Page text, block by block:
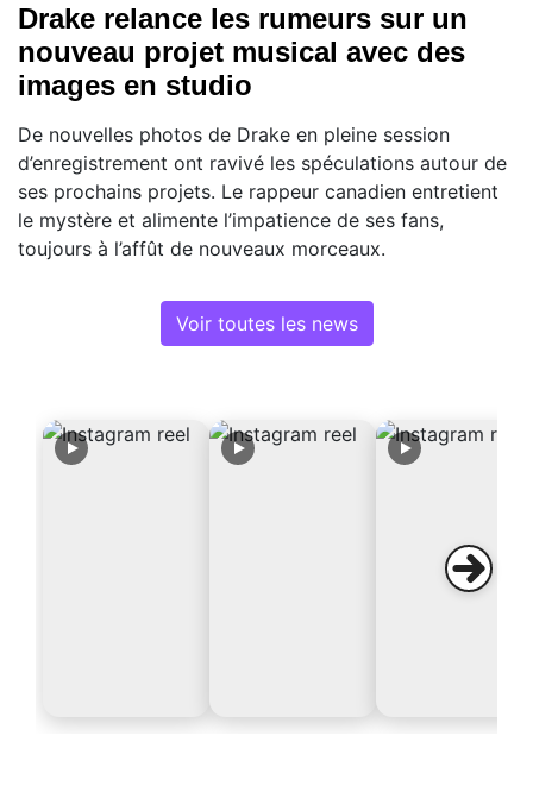
Drake relance les rumeurs sur un
nouveau projet musical avec des
images en studio
De nouvelles photos de Drake en pleine session
d’enregistrement ont ravivé les spéculations autour de
ses prochains projets. Le rappeur canadien entretient
le mystère et alimente l’impatience de ses fans,
toujours à l’affût de nouveaux morceaux.
Voir toutes les news